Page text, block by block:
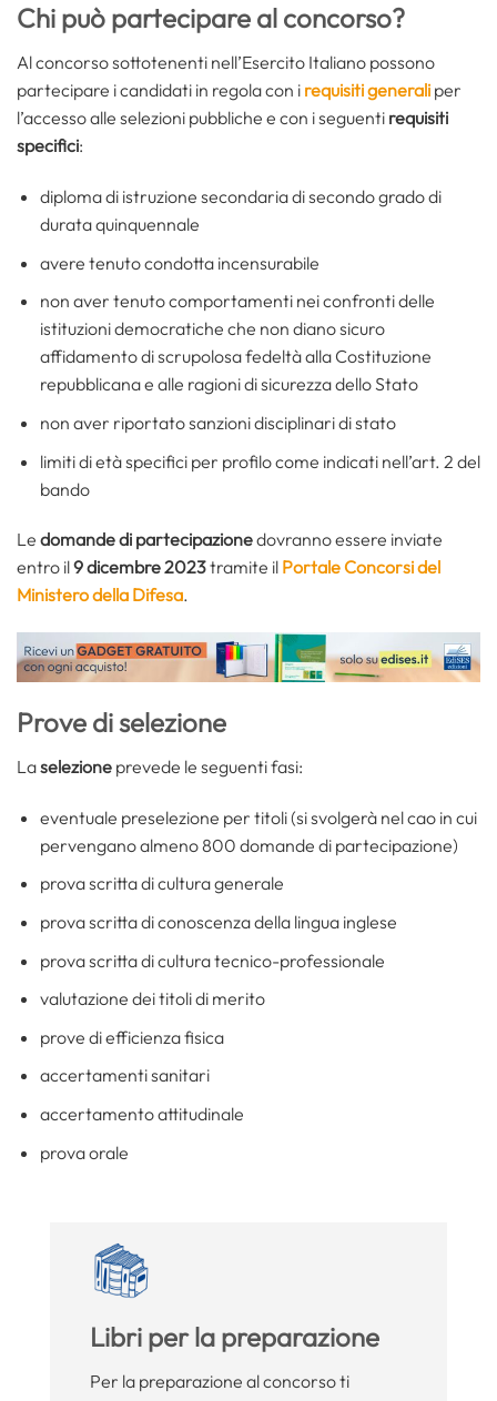
Chi può partecipare al concorso?
Al concorso sottotenenti nell’Esercito Italiano possono
partecipare i candidati in regola con i requisiti generali per
l’accesso alle selezioni pubbliche e con i seguenti requisiti
specifici:
diploma di istruzione secondaria di secondo grado di
durata quinquennale
avere tenuto condotta incensurabile
non aver tenuto comportamenti nei confronti delle
istituzioni democratiche che non diano sicuro
affidamento di scrupolosa fedeltà alla Costituzione
repubblicana e alle ragioni di sicurezza dello Stato
non aver riportato sanzioni disciplinari di stato
limiti di età specifici per profilo come indicati nell’art. 2 del
bando
Le domande di partecipazionedovranno essere inviate
entro il9 dicembre 2023tramite il Portale Concorsi del
Ministero della Difesa.
Prove di selezione
Laselezione prevede le seguenti fasi:
eventuale preselezione per titoli (si svolgerà nel cao in cui
pervengano almeno 800 domande di partecipazione)
prova scritta di cultura generale
prova scritta di conoscenza della lingua inglese
prova scritta di cultura tecnico-professionale
valutazione dei titoli di merito
prove di efficienza fisica
accertamenti sanitari
accertamento attitudinale
prova orale
Libri per la preparazione
Per la preparazione al concorso ti